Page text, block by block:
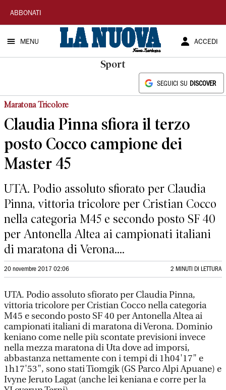
La
Nuova
Sardegna
ABBONATI
MENU ACCEDI
Sport
SEGUICI SU DISCOVER
Maratona Tricolore
Claudia Pinna sfiora il terzo
posto Cocco campione dei
Master 45
UTA. Podio assoluto sfiorato per Claudia
Pinna, vittoria tricolore per Cristian Cocco
nella categoria M45 e secondo posto SF 40
per Antonella Altea ai campionati italiani
di maratona di Verona....
20 novembre 2017 02:06 2 MINUTI DI LETTURA
UTA. Podio assoluto sfiorato per Claudia Pinna,
vittoria tricolore per Cristian Cocco nella categoria
M45 e secondo posto SF 40 per Antonella Altea ai
campionati italiani di maratona di Verona. Dominio
keniano come nelle più scontate previsioni invece
nella mezza maratona di Uta dove ad imporsi,
abbastanza nettamente con i tempi di 1h04'17" e
1h17'53", sono stati Tiomgik (GS Parco Alpi Apuane) e
Ivyne Jeruto Lagat (anche lei keniana e corre per la